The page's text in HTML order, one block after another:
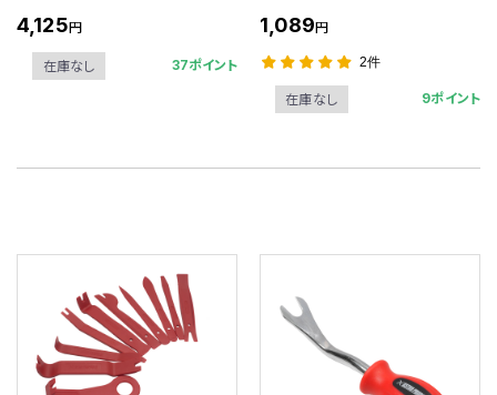
4,125円
在庫なし 37ポイント
1,089円
2件
在庫なし 9ポイント